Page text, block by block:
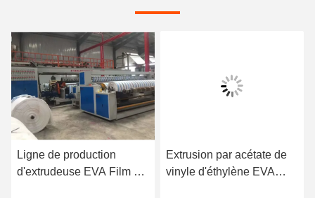
Ligne de production
d'extrudeuse EVA Film de
Extrusion par acétate de
vinyle d'éthylène EVA